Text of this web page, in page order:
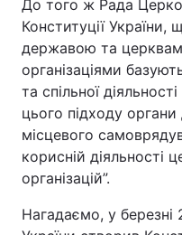
До того ж Рада
Конституції
державою та
організаціями
та спільної
цього підходу
місцевого
корисній діяльності
організацій”.
Нагадаємо, у